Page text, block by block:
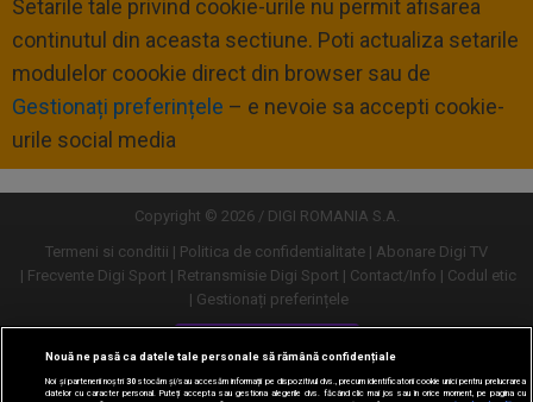
Setarile tale privind cookie-urile nu permit afisarea
continutul din aceasta sectiune. Poti actualiza setarile
modulelor coookie direct din browser sau de
Gestionați preferințele – e nevoie sa accepti cookie-
urile social media
Copyright © 2026 / DIGI ROMANIA S.A.
Termeni si conditii
Politica de confidentialitate
Abonare Digi TV
Frecvente Digi Sport
Retransmisie Digi Sport Contact/Info
Codul etic
Gestionați preferințele
Versiune desktop
Nouă ne pasă ca datele tale personale să rămână confidențiale
Noi și partenerii noștri30stocăm și/sau accesăm informații pe dispozitivul dvs., precum identificatorii cookie unici pentru prelucrarea
datelor cu caracter personal. Puteți accepta sau gestiona alegerile dvs. făcând clic mai jos sau în orice moment, pe pagina cu